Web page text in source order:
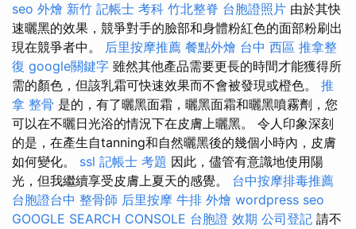
seo 外燴 新竹 記帳士 考科 竹北整脊 台胞證照片 由於其快
速曬黑的效果，競爭對手的臉部和身體粉紅色的面部粉刷出
現在競爭者中。 后里按摩推薦 餐點外燴 台中 西區 推拿整
復 google關鍵字 雖然其他產品需要更長的時間才能獲得所
需的顏色，但該乳霜可快速效果而不會被發現或橙色。 推
拿 整骨 是的，有了曬黑面霜，曬黑面霜和曬黑噴霧劑，您
可以在不曬日光浴的情況下在皮膚上曬黑。 令人印象深刻
的是，在產生自tanning和自然曬黑後的幾個小時內，皮膚
如何變化。 ssl 記帳士 考題 因此，儘管有意識地使用陽
光，但我繼續享受皮膚上夏天的感覺。 台中按摩排毒推薦
台胞證台中 整骨師 后里按摩 牛排 外燴 wordpress seo
GOOGLE SEARCH CONSOLE 台胞證 效期 公司登記 請不